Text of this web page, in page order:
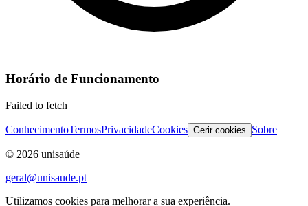
Horário de Funcionamento
Failed to fetch
ConhecimentoTermosPrivacidadeCookies Gerir cookies Sobre
© 2026 unisaúde
geral@unisaude.pt
Utilizamos cookies para melhorar a sua experiência.